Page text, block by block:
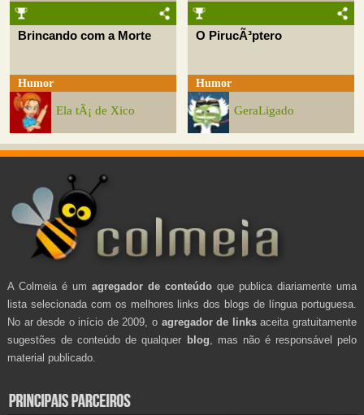
Brincando com a Morte
Humor
Ela tÃ¡ de Xico
O PirucÃ³ptero
Humor
GeraLigado
A Colmeia é um agregador de conteúdo que publica diariamente uma
lista selecionada com os melhores links dos blogs de língua portuguesa.
No ar desde o início de 2009, o agregador de linksaceita gratuitamente
sugestões de conteúdo de qualquer blog , mas não é responsável pelo
material publicado.